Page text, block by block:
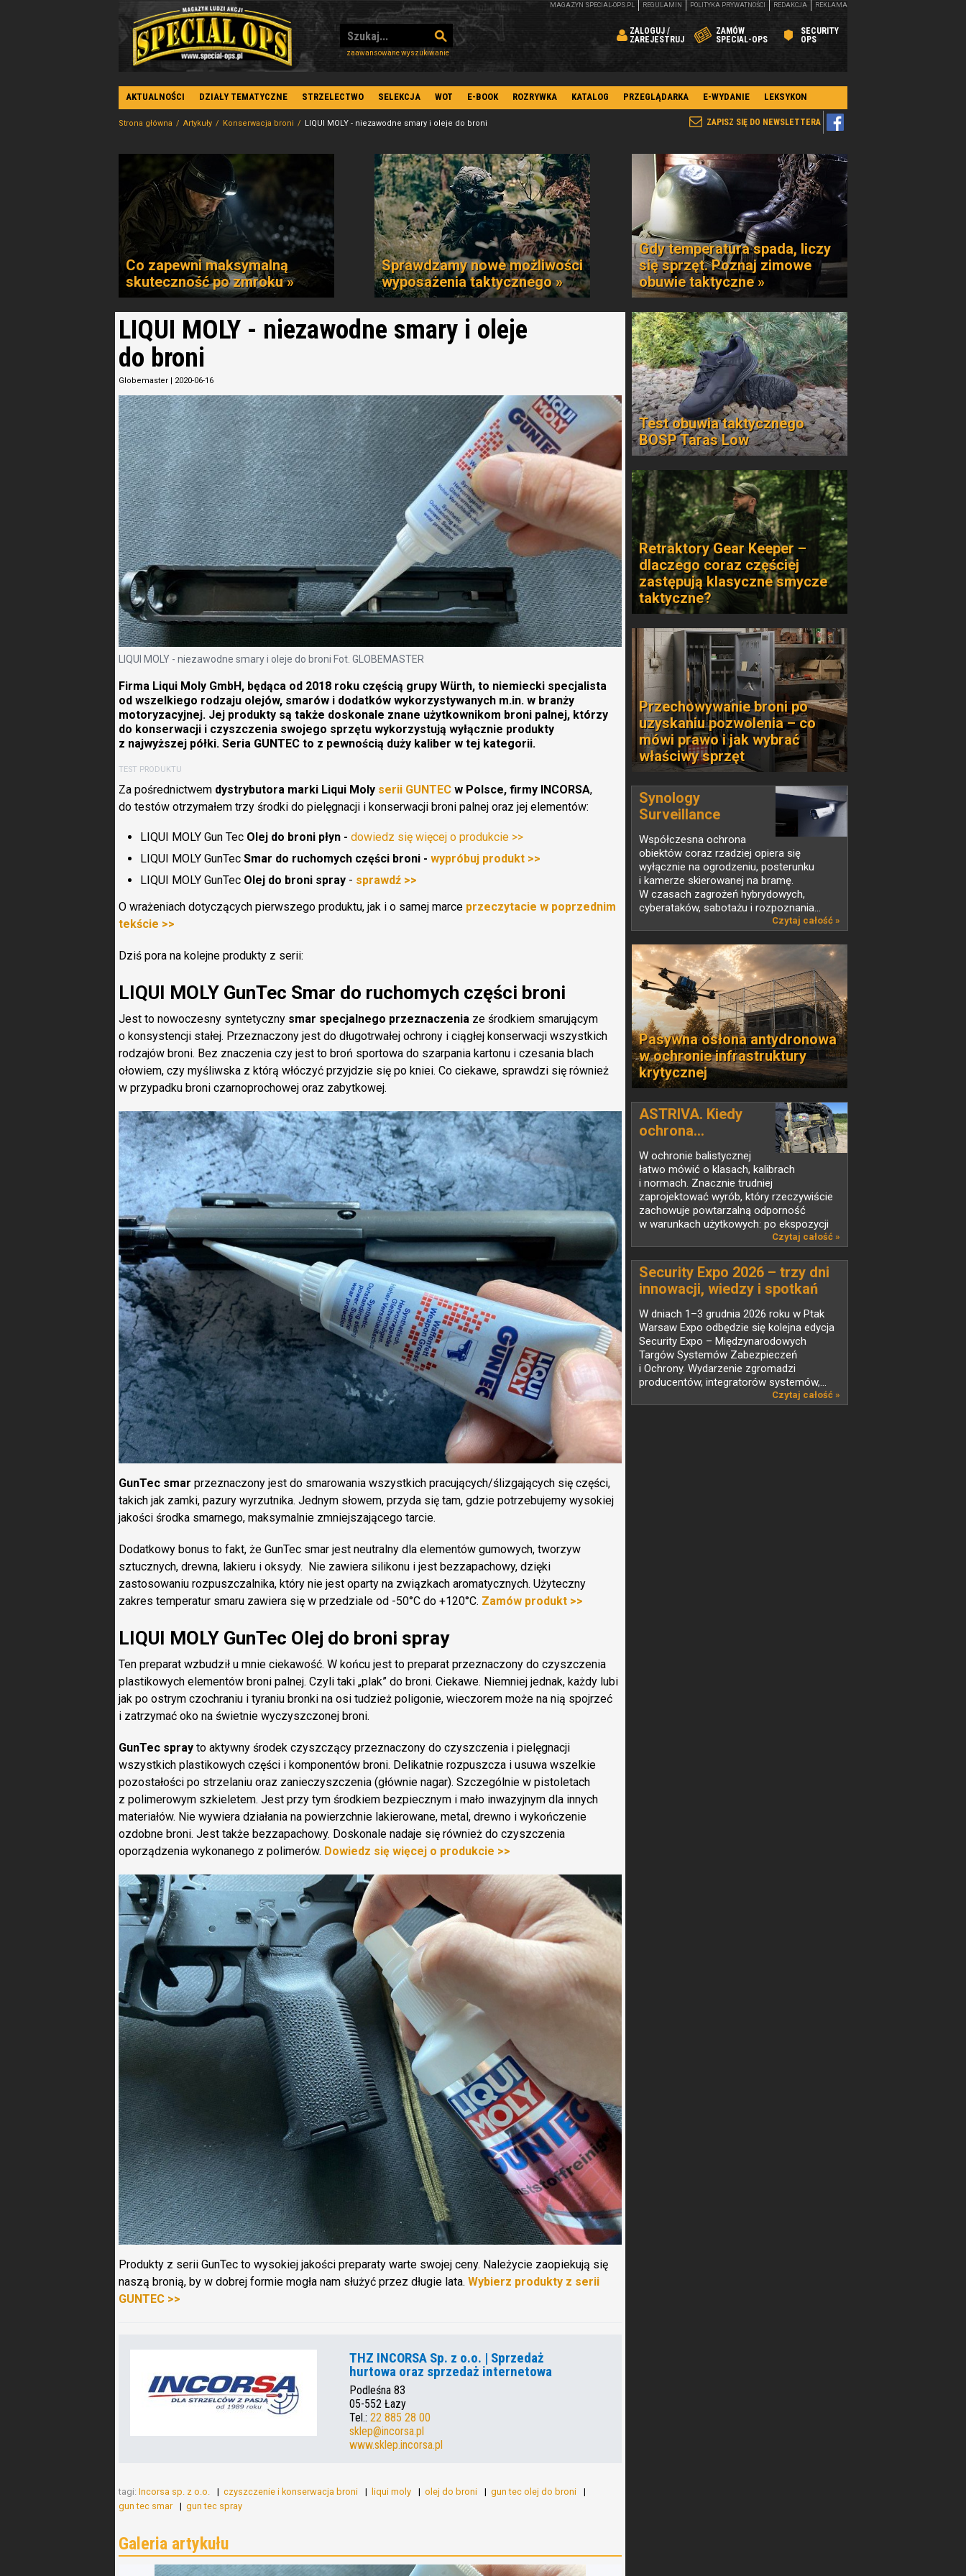
zaawansowane wyszukiwanie
ZALOGUJ /
ZAREJESTRUJ
ZAMÓW
SPECIAL-OPS
SECURITY
OPS
MAGAZYN SPECIAL-OPS.PL REGULAMIN POLITYKA PRYWATNOŚCI REDAKCJA REKLAMA
AKTUALNOŚCI DZIAŁY TEMATYCZNE STRZELECTWO SELEKCJA WOT E-BOOK ROZRYWKA KATALOG PRZEGLĄDARKA E-WYDANIE LEKSYKON
ZAPISZ SIĘ DO NEWSLETTERA
Strona główna Artykuły Konserwacja broni LIQUI MOLY - niezawodne smary i oleje do broni
Co zapewni maksymalną
skuteczność po zmroku »
Sprawdzamy nowe możliwości
wyposażenia taktycznego »
Gdy temperatura spada, liczy
się sprzęt. Poznaj zimowe
obuwie taktyczne »
LIQUI MOLY - niezawodne smary i oleje
do broni
Globemaster | 2020-06-16
LIQUI MOLY - niezawodne smary i oleje do broni Fot. GLOBEMASTER
Firma Liqui Moly GmbH, będąca od 2018 roku częścią grupy Würth, to niemiecki specjalista
od wszelkiego rodzaju olejów, smarów i dodatków wykorzystywanych m.in. w branży
motoryzacyjnej. Jej produkty są także doskonale znane użytkownikom broni palnej, którzy
do konserwacji i czyszczenia swojego sprzętu wykorzystują wyłącznie produkty
z najwyższej półki. Seria GUNTEC to z pewnością duży kaliber w tej kategorii.
TEST PRODUKTU
Za pośrednictwem dystrybutora marki Liqui Moly serii GUNTEC w Polsce, firmy INCORSA,
do testów otrzymałem trzy środki do pielęgnacji i konserwacji broni palnej oraz jej elementów:
LIQUI MOLY Gun Tec Olej do broni płyn - dowiedz się więcej o produkcie >>
LIQUI MOLY GunTec Smar do ruchomych części broni - wypróbuj produkt >>
LIQUI MOLY GunTec Olej do broni spray - sprawdź >>
O wrażeniach dotyczących pierwszego produktu, jak i o samej marce przeczytacie w poprzednim
tekście >>
Dziś pora na kolejne produkty z serii:
LIQUI MOLY GunTec Smar do ruchomych części broni
Jest to nowoczesny syntetyczny smar specjalnego przeznaczenia ze środkiem smarującym
o konsystencji stałej. Przeznaczony jest do długotrwałej ochrony i ciągłej konserwacji wszystkich
rodzajów broni. Bez znaczenia czy jest to broń sportowa do szarpania kartonu i czesania blach
ołowiem, czy myśliwska z którą włóczyć przyjdzie się po kniei. Co ciekawe, sprawdzi się również
w przypadku broni czarnoprochowej oraz zabytkowej.
GunTec smar przeznaczony jest do smarowania wszystkich pracujących/ślizgających się części,
takich jak zamki, pazury wyrzutnika. Jednym słowem, przyda się tam, gdzie potrzebujemy wysokiej
jakości środka smarnego, maksymalnie zmniejszającego tarcie.
Dodatkowy bonus to fakt, że GunTec smar jest neutralny dla elementów gumowych, tworzyw
sztucznych, drewna, lakieru i oksydy. Nie zawiera silikonu i jest bezzapachowy, dzięki
zastosowaniu rozpuszczalnika, który nie jest oparty na związkach aromatycznych. Użyteczny
zakres temperatur smaru zawiera się w przedziale od -50°C do +120°C. Zamów produkt >>
LIQUI MOLY GunTec Olej do broni spray
Ten preparat wzbudził u mnie ciekawość. W końcu jest to preparat przeznaczony do czyszczenia
plastikowych elementów broni palnej. Czyli taki „plak” do broni. Ciekawe. Niemniej jednak, każdy lubi
jak po ostrym czochraniu i tyraniu bronki na osi tudzież poligonie, wieczorem może na nią spojrzeć
i zatrzymać oko na świetnie wyczyszczonej broni.
GunTec spray to aktywny środek czyszczący przeznaczony do czyszczenia i pielęgnacji
wszystkich plastikowych części i komponentów broni. Delikatnie rozpuszcza i usuwa wszelkie
pozostałości po strzelaniu oraz zanieczyszczenia (głównie nagar). Szczególnie w pistoletach
z polimerowym szkieletem. Jest przy tym środkiem bezpiecznym i mało inwazyjnym dla innych
materiałów. Nie wywiera działania na powierzchnie lakierowane, metal, drewno i wykończenie
ozdobne broni. Jest także bezzapachowy. Doskonale nadaje się również do czyszczenia
oporządzenia wykonanego z polimerów. Dowiedz się więcej o produkcie >>
Produkty z serii GunTec to wysokiej jakości preparaty warte swojej ceny. Należycie zaopiekują się
naszą bronią, by w dobrej formie mogła nam służyć przez długie lata. Wybierz produkty z serii
GUNTEC >>
THZ INCORSA Sp. z o.o. | Sprzedaż
hurtowa oraz sprzedaż internetowa
Podleśna 83
05-552 Łazy
Tel.: 22 885 28 00
sklep@incorsa.pl
www.sklep.incorsa.pl
tagi: Incorsa sp. z o.o. czyszczenie i konserwacja broni liqui moly olej do broni
gun tec olej do broni
gun tec smar
gun tec spray
Test obuwia taktycznego
BOSP Taras Low
Retraktory Gear Keeper –
dlaczego coraz częściej
zastępują klasyczne smycze
taktyczne?
Przechowywanie broni po
uzyskaniu pozwolenia – co
mówi prawo i jak wybrać
właściwy sprzęt
Synology
Surveillance
Station...
Współczesna ochrona
obiektów coraz rzadziej opiera się
wyłącznie na ogrodzeniu, posterunku
i kamerze skierowanej na bramę.
W czasach zagrożeń hybrydowych,
cyberataków, sabotażu i rozpoznania...
Czytaj całość »
Pasywna osłona antydronowa
w ochronie infrastruktury
krytycznej
ASTRIVA. Kiedy
ochrona...
W ochronie balistycznej
łatwo mówić o klasach, kalibrach
i normach. Znacznie trudniej
zaprojektować wyrób, który rzeczywiście
zachowuje powtarzalną odporność
w warunkach użytkowych: po ekspozycji
Czytaj całość »
Security Expo 2026 – trzy dni
innowacji, wiedzy i spotkań
liderów branży
bezpieczeństwa
W dniach 1–3 grudnia 2026 roku w Ptak
Warsaw Expo odbędzie się kolejna edycja
Security Expo – Międzynarodowych
Targów Systemów Zabezpieczeń
i Ochrony. Wydarzenie zgromadzi
producentów, integratorów systemów,...
Czytaj całość »